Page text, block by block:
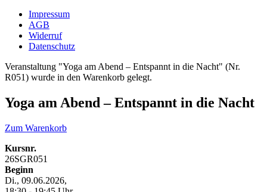
Impressum
AGB
Widerruf
Datenschutz
Veranstaltung "Yoga am Abend – Entspannt in die Nacht" (Nr.
R051) wurde in den Warenkorb gelegt.
Yoga am Abend – Entspannt in die Nacht
Zum Warenkorb
Kursnr.
26SGR051
Beginn
Di., 09.06.2026,